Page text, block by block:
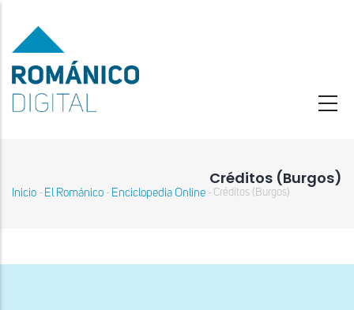
contenido
principal
Créditos (Burgos)
Inicio - El Románico - Enciclopedia Online - Créditos (Burgos)